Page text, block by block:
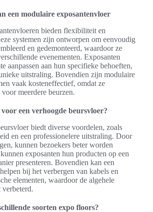
een modulaire exposantenvloer
bieden flexibiliteit en
systemen zijn ontworpen om eenvoudig
en gedemonteerd, waardoor ze
evenementen. Exposanten
aanpassen aan hun specifieke behoeften,
uitstraling. Bovendien zijn modulaire
vaak kosteneffectief, omdat ze
meerdere beurzen.
een verhoogde beursvloer?
biedt diverse voordelen, zoals
en een professionelere uitstraling. Door
kunnen bezoekers beter worden
exposanten hun producten op een
presenteren. Bovendien kan een
bij het verbergen van kabels en
elementen, waardoor de algehele
verbeterd.
soorten expo floors?